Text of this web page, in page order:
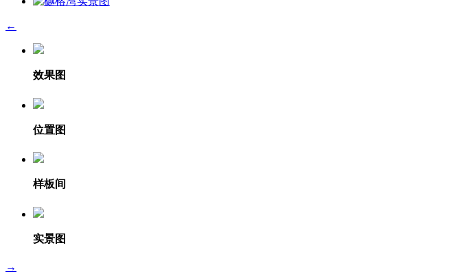
←
效果图
位置图
样板间
实景图
→